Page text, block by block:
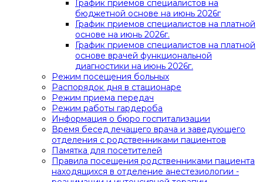
График приемов специалистов на
бюджетной основе на июнь 2026г
График приемов специалистов на платной
основе на июнь 2026г.
График приемов специалистов на платной
основе врачей функциональной
диагностики на июнь 2026г.
Режим посещения больных
Распорядок дня в стационаре
Режим приема передач
Режим работы гардероба
Информация о бюро госпитализации
Время бесед лечащего врача и заведующего
отделения с родственниками пациентов
Памятка для посетителей
Правила посещения родственниками пациента
находящихся в отделение анестезиологии -